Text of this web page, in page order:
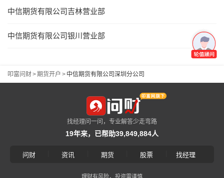
中信期货有限公司吉林营业部
中信期货有限公司银川营业部
叩富问财>期货开户 > 中信期货有限公司深圳分公司
找经理问一问，专业解答少走弯路
19年来，已帮助39,849,884人
问财 资讯 期货 股票 找经理
理财有风险，投资需谨慎